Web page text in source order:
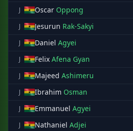
J
Oscar Oppong
J
Jesurun Rak-Sakyi
J
Daniel Agyei
J
Felix Afena Gyan
J
Majeed Ashimeru
J
Ibrahim Osman
J
Emmanuel Agyei
J
Nathaniel Adjei